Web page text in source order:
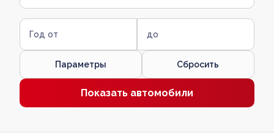
Год от до
Параметры Сбросить
Показать автомобили